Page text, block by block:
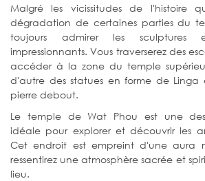
Malgré les vicissitudes de l'histoire
dégradation de certaines parties du
toujours admirer les sculptures
impressionnants. Vous traverserez des
accéder à la zone du temple
d'autre des statues en forme de Linga
pierre debout.
Le temple de Wat Phou est une
idéale pour explorer et découvrir les
Cet endroit est empreint d'une aura
ressentirez une atmosphère sacrée et
lieu.